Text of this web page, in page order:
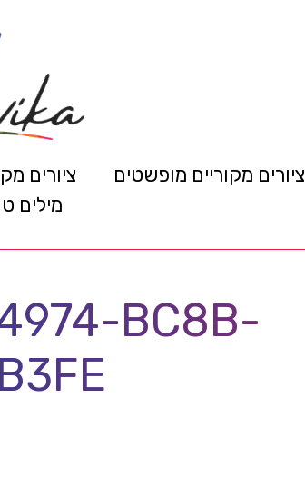
ציורים מקוריים מופשטים ציורים
מילים
BC8B-